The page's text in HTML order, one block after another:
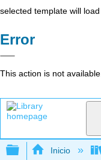
selected template will
Error
This action is not available.
Expandir/
Inicio